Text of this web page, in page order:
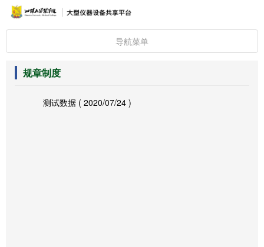
导航菜单
规章制度
测试数据 ( 2020/07/24 )